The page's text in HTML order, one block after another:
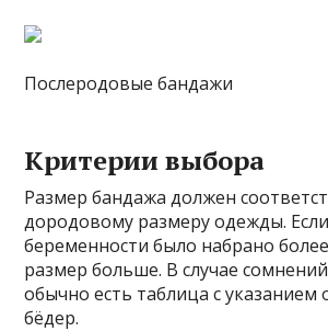
Послеродовые бандажи
Критерии выбора
Размер бандажа должен
дородовому размеру одежды.
беременности было набрано
размер больше. В случае
обычно есть таблица с указанием
бёдер.